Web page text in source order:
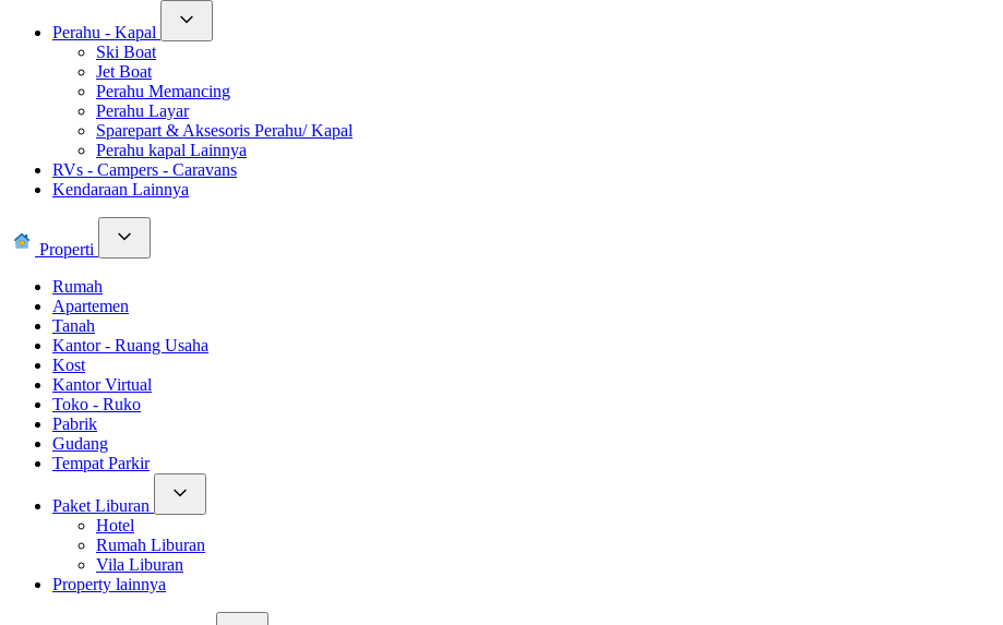
Perahu - Kapal
Ski Boat
Jet Boat
Perahu Memancing
Perahu Layar
Sparepart & Aksesoris Perahu/ Kapal
Perahu kapal Lainnya
RVs - Campers - Caravans
Kendaraan Lainnya
Properti
Rumah
Apartemen
Tanah
Kantor - Ruang Usaha
Kost
Kantor Virtual
Toko - Ruko
Pabrik
Gudang
Tempat Parkir
Paket Liburan
Hotel
Rumah Liburan
Vila Liburan
Property lainnya